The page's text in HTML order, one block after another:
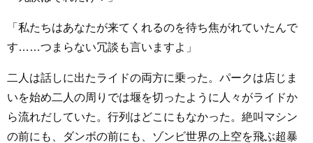
「私たちはあなたが来てくれるのを待ち焦がれていたんで
す……つまらない冗談も言いますよ」
二人は話しに出たライドの両方に乗った。パークは店じま
いを始め二人の周りでは堰を切ったように人々がライドか
ら流れだしていた。行列はどこにもなかった。絶叫マシン
の前にも、ダンボの前にも、ゾンビ世界の上空を飛ぶ超暴